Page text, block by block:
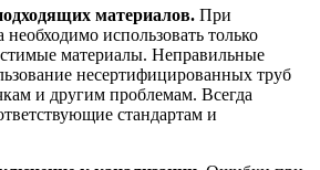
материалов. При
использовать только
материалы. Неправильные
несертифицированных труб
и другим проблемам. Всегда
стандартам и